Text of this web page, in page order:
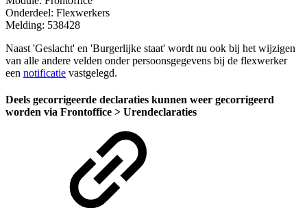
Onderdeel: Flexwerkers
Melding: 538428
Naast 'Geslacht' en 'Burgerlijke staat' wordt nu ook bij het wijzigen
van alle andere velden onder persoonsgegevens bij de flexwerker
een notificatie vastgelegd.
Deels gecorrigeerde declaraties kunnen weer gecorrigeerd
worden via Frontoffice > Urendeclaraties